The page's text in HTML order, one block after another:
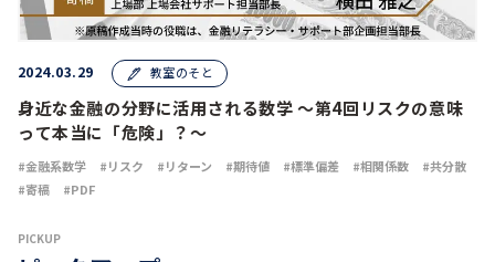
2024.03.29 教室のそと
身近な金融の分野に活用される数学 ～第4回リスクの意味
って本当に「危険」？～
金融系数学 リスク リターン 期待値 標準偏差 相関係数
共分散
寄稿
PDF
PICKUP